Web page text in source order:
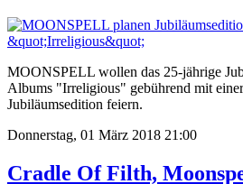
MOONSPELL wollen das 25-jährige
Albums "Irreligious" gebührend mit
Jubiläumsedition feiern.
Donnerstag, 01 März 2018 21:00
Cradle Of Filth,